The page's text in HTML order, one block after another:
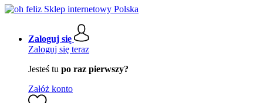
Zaloguj się
Zaloguj się teraz
Jesteś tu po raz pierwszy?
Załóż konto